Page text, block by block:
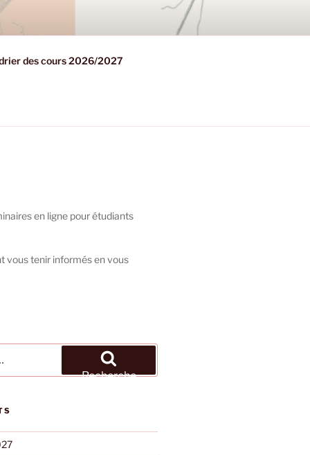
des cours 2026/2027
en ligne pour étudiants
vous tenir informés en vous
Recherche